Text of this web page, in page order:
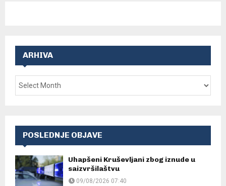
ARHIVA
POSLEDNJE OBJAVE
Uhapšeni Kruševljani zbog iznude u
saizvršilaštvu
09/08/2026 07:40